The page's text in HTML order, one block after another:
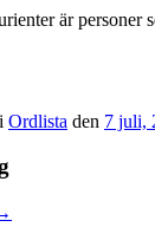
är personer
Ordlista den 7 juli,